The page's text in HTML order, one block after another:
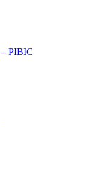
– PIBIC